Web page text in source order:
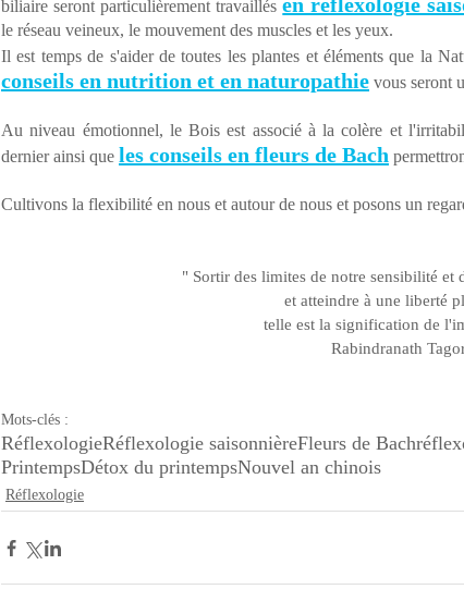
biliaire seront particulièrement travaillés
le réseau veineux, le mouvement des muscles et les yeux.
Il est temps de s'aider de toutes les plantes et éléments que la
conseils en nutrition et en naturopathie vous seront
Au niveau émotionnel, le Bois est associé à la colère et
dernier ainsi que les conseils en fleurs de Bach
Cultivons la flexibilité en nous et autour de nous et posons un
" Sortir des limites de notre sensibilité et
et atteindre à une liberté
telle est la signification de
Rabindranath
Mots-clés :
RéflexologieRéflexologie saisonnièreFleurs de Bach
PrintempsDétox du printempsNouvel an chinois
Réflexologie